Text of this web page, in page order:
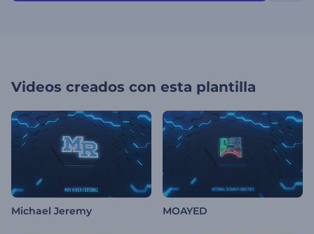
Videos creados con esta plantilla
Michael Jeremy MOAYED